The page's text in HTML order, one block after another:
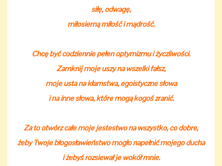
siłę, odwagę,
miłosierną miłość i mądrość.
Chcę być codziennie pełen optymizmu i życzliwości.
Zamknij moje uszy na wszelki fałsz,
moje usta na kłamstwa, egoistyczne słowa
i na inne słowa, które mogą kogoś zranić.
Za to otwórz całe moje jestestwo na wszystko, co dobre,
żeby Twoje błogosławieństwo mogło napełnić mojego ducha
i żebyś rozsiewał je wokół mnie.